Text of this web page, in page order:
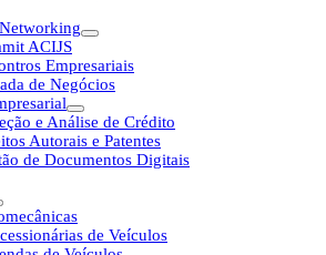
ACIJS
Empresariais
de Negócios
e Análise de Crédito
Autorais e Patentes
de Documentos Digitais
de Veículos